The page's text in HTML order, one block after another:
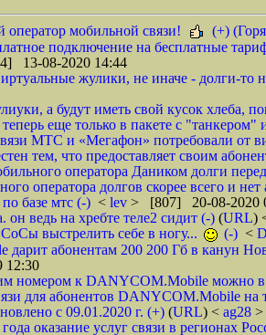
мобильной связи!
(+)
подключение на бесплатные
13-08-2020 14:44
жулики, не иначе - долги-то
а будут иметь свой кусок хлеба,
еще только в пакете с
МТС и «Мегафон» потребовали от
тем, что предоставляет своим
оператора Даником долги
оператора долгов скорее всего и
базе мтс (-) < lev > [807] 20-08-2020
он ведь на хребте теле2 сидит (-) (URL)
выстрелить себе в ногу...
(-) <
абонентам 200 200 Гб в канун
12:30
номером к DANYCOM.Mobile можно в
для абонентов DANYCOM.Mobile
с 09.01.2020 г. (+) (URL) < ag28 >
оказание услуг связи в регионах